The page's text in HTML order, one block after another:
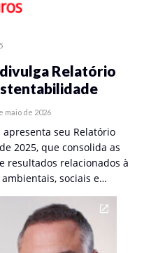
Relatório
maio de 2026
apresenta seu Relatório
2025, que consolida as
resultados relacionados à
sociais e…